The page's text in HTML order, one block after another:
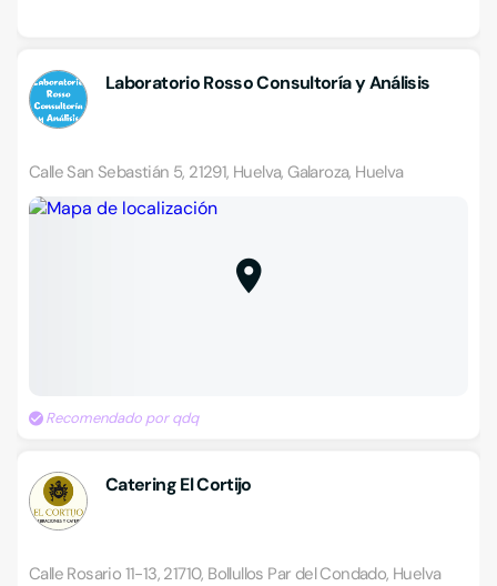
Laboratorio Rosso Consultoría y Análisis
Calle San Sebastián 5, 21291, Huelva, Galaroza, Huelva
Recomendado por qdq
Catering El Cortijo
Calle Rosario 11-13, 21710, Bollullos Par del Condado, Huelva